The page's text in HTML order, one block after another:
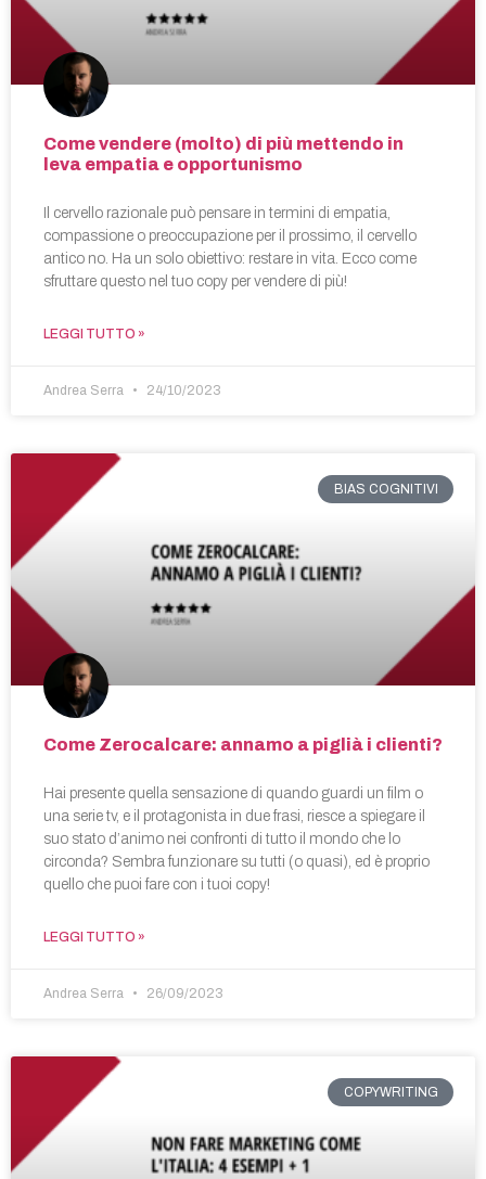
Come vendere (molto) di più mettendo in
leva empatia e opportunismo
Il cervello razionale può pensare in termini di empatia,
compassione o preoccupazione per il prossimo, il cervello
antico no. Ha un solo obiettivo: restare in vita. Ecco come
sfruttare questo nel tuo copy per vendere di più!
LEGGI TUTTO »
Andrea Serra 24/10/2023
BIAS COGNITIVI
Come Zerocalcare: annamo a piglià i clienti?
Hai presente quella sensazione di quando guardi un film o
una serie tv, e il protagonista in due frasi, riesce a spiegare il
suo stato d’animo nei confronti di tutto il mondo che lo
circonda? Sembra funzionare su tutti (o quasi), ed è proprio
quello che puoi fare con i tuoi copy!
LEGGI TUTTO »
Andrea Serra 26/09/2023
COPYWRITING